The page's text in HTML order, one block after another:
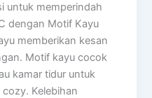
untuk memperindah
dengan Motif Kayu
memberikan kesan
Motif kayu cocok
kamar tidur untuk
Kelebihan